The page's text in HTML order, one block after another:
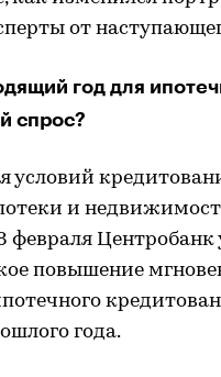
от
год для
спрос?
условий
и
февраля
повышение
года.